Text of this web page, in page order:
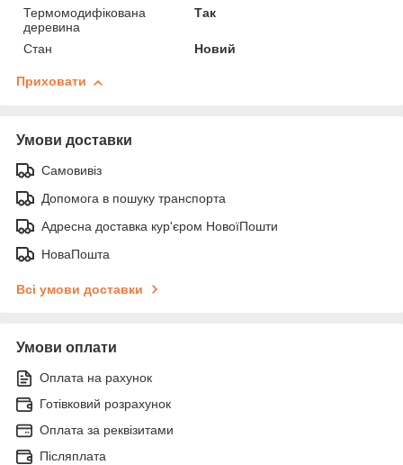
Термомодифікована
деревина
Так
Стан Новий
Приховати
Умови доставки
Самовивіз
Допомога в пошуку транспорта
Адресна доставка кур'єром НовоїПошти
НоваПошта
Всі умови доставки
Умови оплати
Оплата на рахунок
Готівковий розрахунок
Оплата за реквізитами
Післяплата